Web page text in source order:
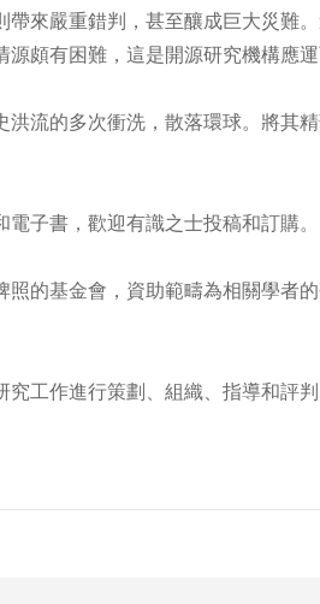
帶來嚴重錯判，甚至釀成巨大災難
頗有困難，這是開源研究機構應運
洪流的多次衝洗，散落環球。將其
子書，歡迎有識之士投稿和訂購。
照的基金會，資助範疇為相關學者
究工作進行策劃、組織、指導和評